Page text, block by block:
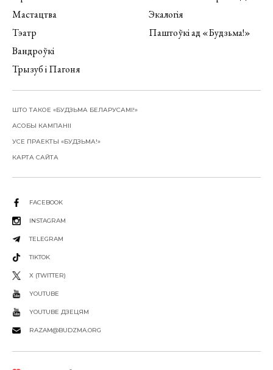
Мастацтва
Тэатр
Вандроўкі
Трызуб і Пагоня
Экалогія
Паштоўкі ад «Будзьма!»
ШТО ТАКОЕ «БУДЗЬМА БЕЛАРУСАМІ!»
АСОБЫ КАМПАНІІ
УСЕ ПРАЕКТЫ «БУДЗЬМА!»
КАРТА САЙТА
FACEBOOK
INSTAGRAM
TELEGRAM
TIKTOK
X (TWITTER)
YOUTUBE
YOUTUBE ДЗЕЦЯМ
RAZAM@BUDZMA.ORG